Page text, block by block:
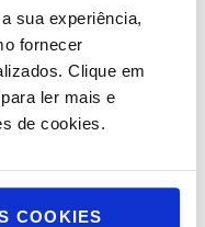
sua experiência,
fornecer
Clique em
ler mais e
de cookies.
COOKIES
obviamente
alugar o
carga